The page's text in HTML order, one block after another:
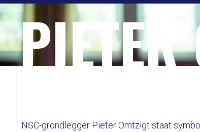
PIETER
NSC-grondlegger Pieter Omtzigt staat